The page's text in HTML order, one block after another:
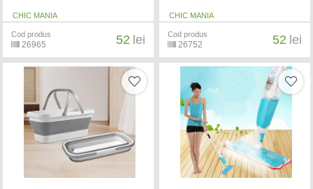
CHIC MANIA
Cod produs
26965 52 lei
CHIC MANIA
Cod produs
26752 52 lei